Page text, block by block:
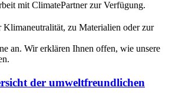
mit ClimatePartner zur Verfügung.
Klimaneutralität, zu Materialien oder zur
an. Wir erklären Ihnen offen, wie unsere
der umweltfreundlichen